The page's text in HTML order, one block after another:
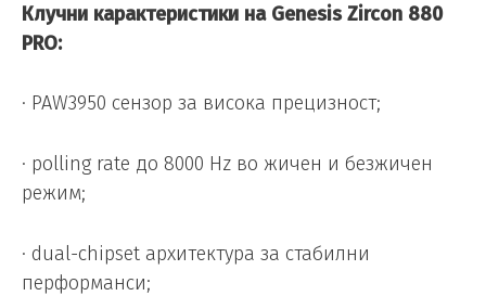
Клучни карактеристики на Genesis Zircon 880
PRO:
· PAW3950 сензор за висока прецизност;
· polling rate до 8000 Hz во жичен и безжичен
режим;
· dual-chipset архитектура за стабилни
перформанси;